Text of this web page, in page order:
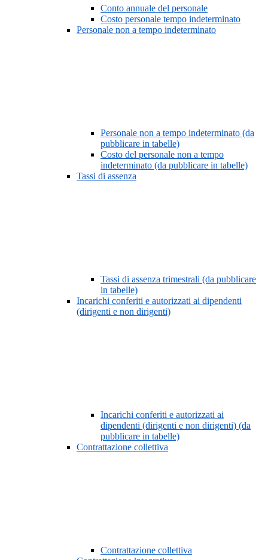
Conto annuale del personale
Costo personale tempo indeterminato
Personale non a tempo indeterminato
Personale non a tempo indeterminato (da
pubblicare in tabelle)
Costo del personale non a tempo
indeterminato (da pubblicare in tabelle)
Tassi di assenza
Tassi di assenza trimestrali (da pubblicare
in tabelle)
Incarichi conferiti e autorizzati ai dipendenti
(dirigenti e non dirigenti)
Incarichi conferiti e autorizzati ai
dipendenti (dirigenti e non dirigenti) (da
pubblicare in tabelle)
Contrattazione collettiva
Contrattazione collettiva